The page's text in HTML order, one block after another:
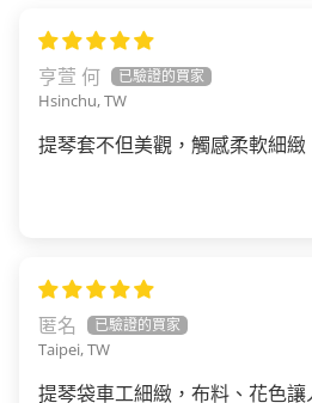
亨萱 何
Hsinchu, TW
提琴套不但美觀，觸感柔軟細
匿名
Taipei, TW
提琴袋車工細緻，布料、花色